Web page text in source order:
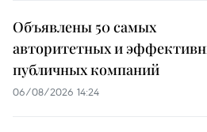
Объявлены 50 самых
авторитетных и
публичных компаний
06/08/2026 14:24